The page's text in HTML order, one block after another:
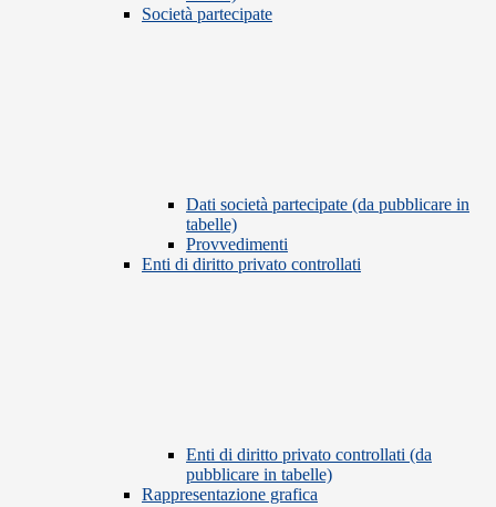
Società partecipate
Dati società partecipate (da pubblicare in
tabelle)
Provvedimenti
Enti di diritto privato controllati
Enti di diritto privato controllati (da
pubblicare in tabelle)
Rappresentazione grafica